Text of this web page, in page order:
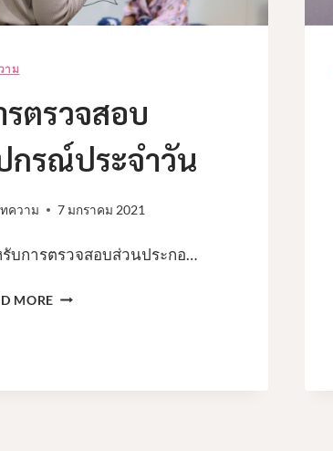
าม
รตรวจสอบ
กรณ์ประจำวัน
ความ 7 มกราคม 2021
บการตรวจสอบส่วนประกอ…
MORE การ